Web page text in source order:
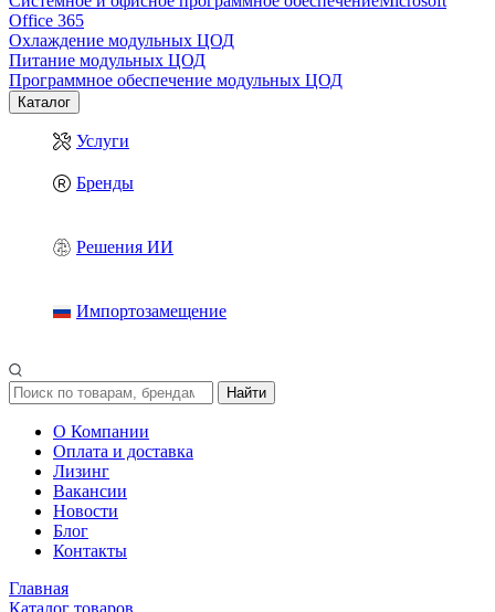
Office 365
Охлаждение модульных ЦОД
Питание модульных ЦОД
Программное обеспечение модульных ЦОД
Каталог
Услуги
Бренды
Решения ИИ
Импортозамещение
Найти
О Компании
Оплата и доставка
Лизинг
Вакансии
Новости
Блог
Контакты
Главная
Каталог товаров